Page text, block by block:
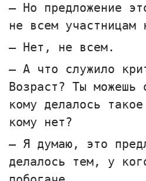
— Но предложение
не всем участницам
— Нет, не всем.
— А что служило
Возраст? Ты можешь
кому делалось
кому нет?
— Я думаю, это
делалось тем, у